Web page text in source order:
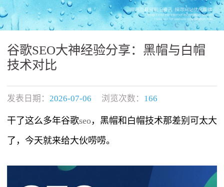
谷歌SEO大神经验分享：黑帽与白帽
技术对比
发表日期： 2026-07-06 浏览次数： 166
干了这么多年谷歌seo，黑帽和白帽技术那差别可太大
了，今天就来给大伙唠唠。